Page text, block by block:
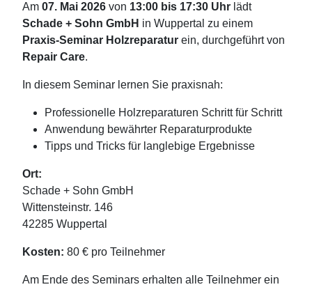
Am 07. Mai 2026 von 13:00 bis 17:30 Uhr lädt
Schade + Sohn GmbH in Wuppertal zu einem
Praxis-Seminar Holzreparatur ein, durchgeführt von
Repair Care.
In diesem Seminar lernen Sie praxisnah:
Professionelle Holzreparaturen Schritt für Schritt
Anwendung bewährter Reparaturprodukte
Tipps und Tricks für langlebige Ergebnisse
Ort:
Schade + Sohn GmbH
Wittensteinstr. 146
42285 Wuppertal
Kosten: 80 € pro Teilnehmer
Am Ende des Seminars erhalten alle Teilnehmer ein